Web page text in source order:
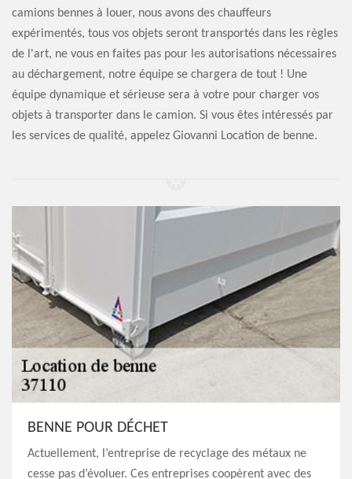
camions bennes à louer, nous avons des chauffeurs
expérimentés, tous vos objets seront transportés dans les règles
de l'art, ne vous en faites pas pour les autorisations nécessaires
au déchargement, notre équipe se chargera de tout ! Une
équipe dynamique et sérieuse sera à votre pour charger vos
objets à transporter dans le camion. Si vous êtes intéressés par
les services de qualité, appelez Giovanni Location de benne.
BENNE POUR DÉCHET
Actuellement, l’entreprise de recyclage des métaux ne
cesse pas d’évoluer. Ces entreprises coopèrent avec des